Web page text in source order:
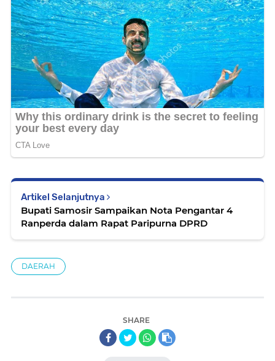
Artikel Selanjutnya
Bupati Samosir Sampaikan Nota Pengantar 4
Ranperda dalam Rapat Paripurna DPRD
DAERAH
SHARE